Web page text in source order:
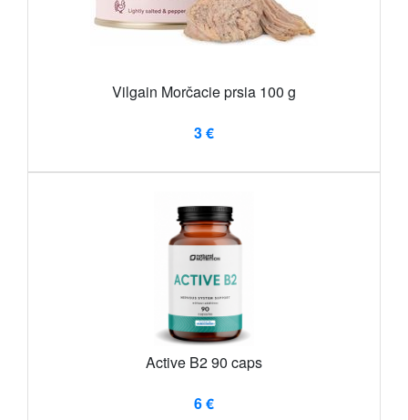
Vilgain Morčacie prsia 100 g
3 €
Active B2 90 caps
6 €